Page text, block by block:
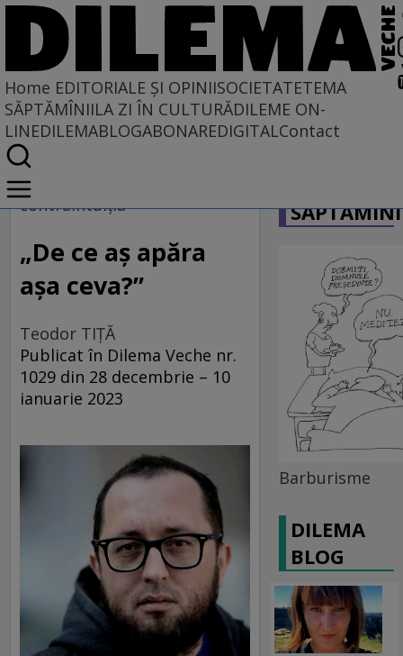
Home EDITORIALE ȘI OPINIISOCIETATETEMA
SĂPTĂMÎNIILA ZI ÎN CULTURĂDILEME ON-
LINEDILEMABLOGABONAREDIGITALContact
Home
EDITORIALE ȘI OPINII
PE CE LUME TRĂIM
contraintuiția
„De ce aș apăra
așa ceva?”
Teodor TIŢĂ
Publicat în Dilema Veche nr.
1029 din 28 decembrie – 10
ianuarie 2023
Barburisme
DILEMA
BLOG